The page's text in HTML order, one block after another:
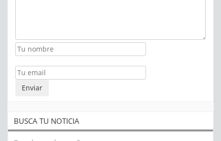
BUSCA TU NOTICIA